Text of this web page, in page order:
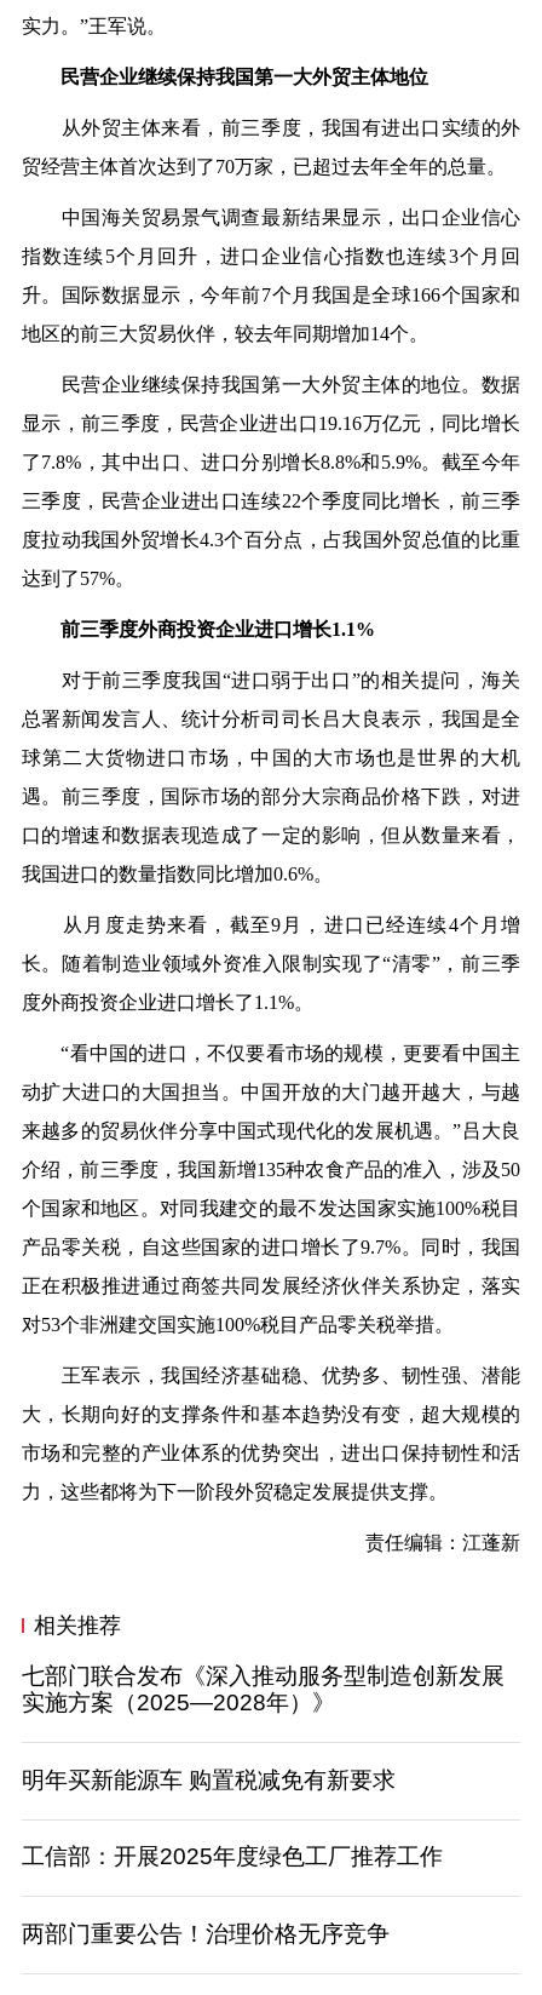
实力。”王军说。
民营企业继续保持我国第一大外贸主体地位
从外贸主体来看，前三季度，我国有进出口实绩的外
贸经营主体首次达到了70万家，已超过去年全年的总量。
中国海关贸易景气调查最新结果显示，出口企业信心
指数连续5个月回升，进口企业信心指数也连续3个月回
升。国际数据显示，今年前7个月我国是全球166个国家和
地区的前三大贸易伙伴，较去年同期增加14个。
民营企业继续保持我国第一大外贸主体的地位。数据
显示，前三季度，民营企业进出口19.16万亿元，同比增长
了7.8%，其中出口、进口分别增长8.8%和5.9%。截至今年
三季度，民营企业进出口连续22个季度同比增长，前三季
度拉动我国外贸增长4.3个百分点，占我国外贸总值的比重
达到了57%。
前三季度外商投资企业进口增长1.1%
对于前三季度我国“进口弱于出口”的相关提问，海关
总署新闻发言人、统计分析司司长吕大良表示，我国是全
球第二大货物进口市场，中国的大市场也是世界的大机
遇。前三季度，国际市场的部分大宗商品价格下跌，对进
口的增速和数据表现造成了一定的影响，但从数量来看，
我国进口的数量指数同比增加0.6%。
从月度走势来看，截至9月，进口已经连续4个月增
长。随着制造业领域外资准入限制实现了“清零”，前三季
度外商投资企业进口增长了1.1%。
“看中国的进口，不仅要看市场的规模，更要看中国主
动扩大进口的大国担当。中国开放的大门越开越大，与越
来越多的贸易伙伴分享中国式现代化的发展机遇。”吕大良
介绍，前三季度，我国新增135种农食产品的准入，涉及50
个国家和地区。对同我建交的最不发达国家实施100%税目
产品零关税，自这些国家的进口增长了9.7%。同时，我国
正在积极推进通过商签共同发展经济伙伴关系协定，落实
对53个非洲建交国实施100%税目产品零关税举措。
王军表示，我国经济基础稳、优势多、韧性强、潜能
大，长期向好的支撑条件和基本趋势没有变，超大规模的
市场和完整的产业体系的优势突出，进出口保持韧性和活
力，这些都将为下一阶段外贸稳定发展提供支撑。
责任编辑：江蓬新
相关推荐
七部门联合发布《深入推动服务型制造创新发展
实施方案（2025—2028年）》
明年买新能源车 购置税减免有新要求
工信部：开展2025年度绿色工厂推荐工作
两部门重要公告！治理价格无序竞争